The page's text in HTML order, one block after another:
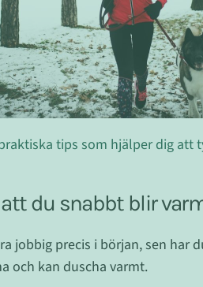
tips som hjälper dig att
du snabbt blir
jobbig precis i början, sen har
och kan duscha varmt.